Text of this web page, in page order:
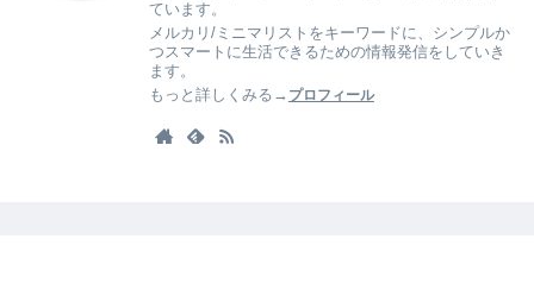
ています。
メルカリ/ミニマリストをキーワードに、シンプルか
つスマートに生活できるための情報発信をしていき
ます。
もっと詳しくみる→ プロフィール